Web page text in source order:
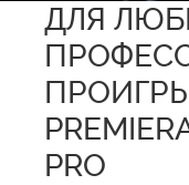
ДЛЯ
PRO